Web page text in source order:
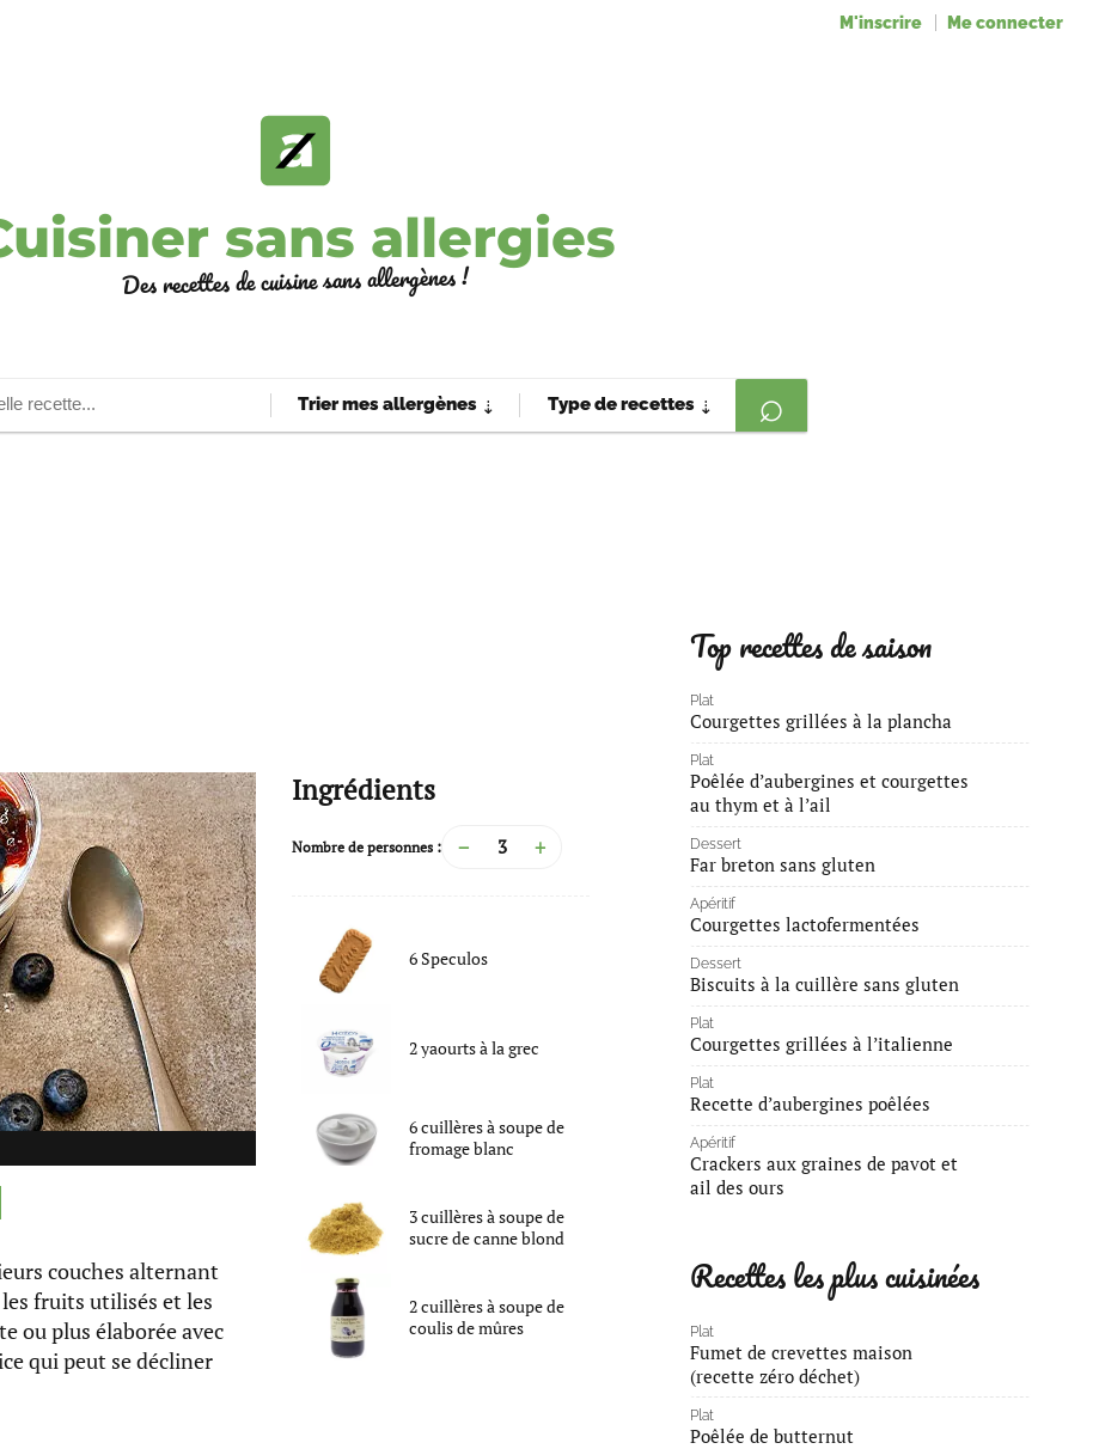
M'inscrire Me connecter
sans allergies
Des recettes de cuisine sans allergènes !
Trier mes allergènes ⇣ Type de recettes ⇣
couches alternant
fruits utilisés et les
ou plus élaborée avec
qui peut se décliner
Ingrédients
Nombre de personnes : − +
6Speculos
2yaourts à la grec
6cuillères à soupede
fromage blanc
3cuillères à soupede
sucre de canne blond
2cuillères à soupede
coulis de mûres
Top recettes de saison
Plat
Courgettes grillées à la plancha
Plat
Poêlée d’aubergines et courgettes
au thym et à l’ail
Dessert
Far breton sans gluten
Apéritif
Courgettes lactofermentées
Dessert
Biscuits à la cuillère sans gluten
Plat
Courgettes grillées à l’italienne
Plat
Recette d’aubergines poêlées
Apéritif
Crackers aux graines de pavot et
ail des ours
Recettes les plus cuisinées
Plat
Fumet de crevettes maison
(recette zéro déchet)
Plat
Poêlée de butternut